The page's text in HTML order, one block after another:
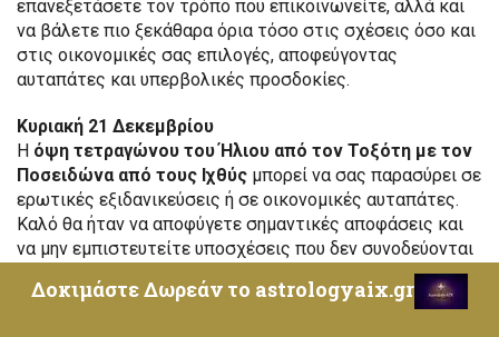
επανεξετάσετε τον τρόπο που επικοινωνείτε, αλλά και
να βάλετε πιο ξεκάθαρα όρια τόσο στις σχέσεις όσο και
στις οικονομικές σας επιλογές, αποφεύγοντας
αυταπάτες και υπερβολικές προσδοκίες.
Κυριακή 21 Δεκεμβρίου
Η όψη τετραγώνου του Ήλιου από τον Τοξότη με τον
Ποσειδώνα από τους Ιχθύς μπορεί να σας παρασύρει σε
ερωτικές εξιδανικεύσεις ή σε οικονομικές αυταπάτες.
Καλό θα ήταν να αποφύγετε σημαντικές αποφάσεις και
να μην εμπιστευτείτε υποσχέσεις που δεν συνοδεύονται
είσοδος του Ήλιου στο ζώδιο του
Αιγόκερω, Χειμερινό Ηλιοστάσιο, σας βοηθά να δείτε τα
Δοκιμάστε Δωρεάν το astrologyaix.gr